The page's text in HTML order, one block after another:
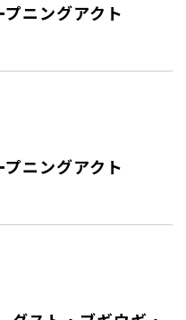
ニングアクト
ニングアクト